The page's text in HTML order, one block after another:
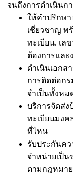
จนถึงการดำเนินก
ให้คำปรึกษา
เชี่ยวชาญ พ
ทะเบียน. เล
ต้องการแล
ดำเนินเอกส
การติดต่อกร
จำเป็นทั้งหม
บริการจัดส่ง
ทะเบียนมง
ที่ไหน
รับประกันคว
จำหน่ายเป็น
ตามกฎหมาย